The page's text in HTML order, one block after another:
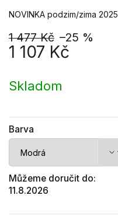
1 477 Kč –25 %
1 107 Kč
cena:
Skladom
Barva
Můžeme doručit do:
11.8.2026
NOVINKA podzim/zima 2025